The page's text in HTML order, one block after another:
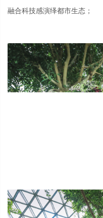
融合科技感演绎都市生态；